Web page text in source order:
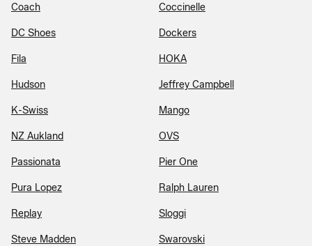
Coach Coccinelle
DC Shoes Dockers
Fila HOKA
Hudson Jeffrey Campbell
K-Swiss Mango
NZ Aukland OVS
Passionata Pier One
Pura Lopez Ralph Lauren
Replay Sloggi
Steve Madden Swarovski